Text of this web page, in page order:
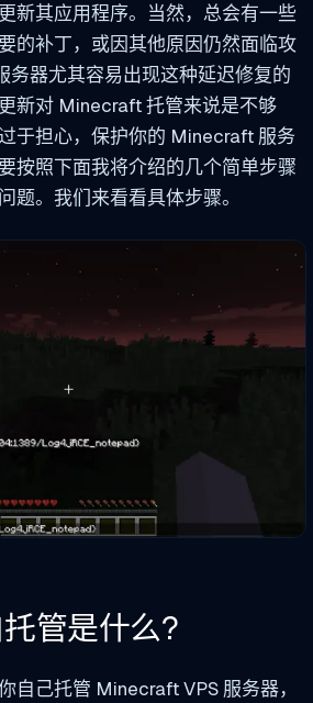
新其应用程序。当然，总会有一些
的补丁，或因其他原因仍然面临攻
器尤其容易出现这种延迟修复的
新对 Minecraft 托管来说是不够
于担心，保护你的 Minecraft 服务
按照下面我将介绍的几个简单步骤
题。我们来看看具体步骤。
管是什么?
自己托管 Minecraft VPS 服务器，